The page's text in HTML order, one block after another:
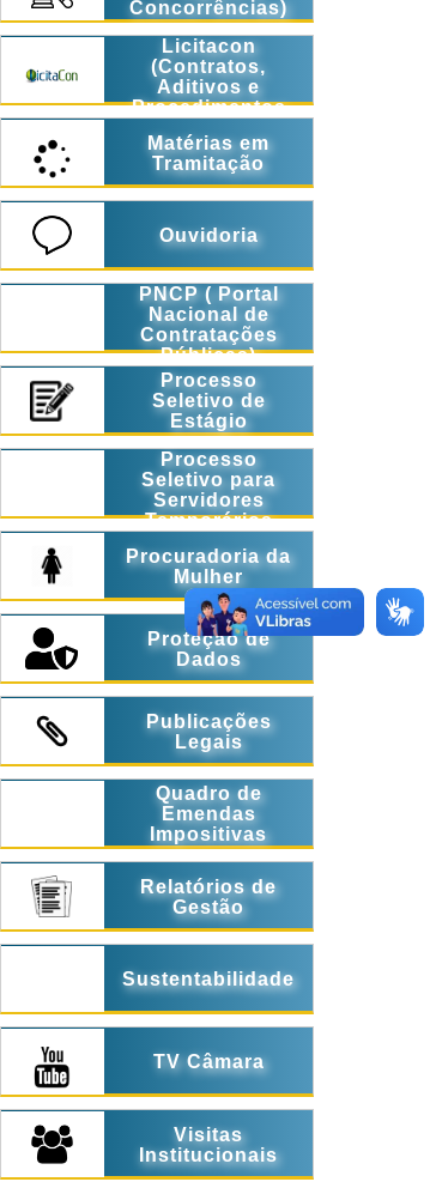
Concorrências)
Licitacon
(Contratos,
Aditivos e
Procedimentos
Matérias em
Tramitação
Ouvidoria
PNCP ( Portal
Nacional de
Contratações
Públicas)
Processo
Seletivo de
Estágio
Processo
Seletivo para
Servidores
Temporários
Procuradoria da
Mulher
Proteção de
Dados
Publicações
Legais
Quadro de
Emendas
Impositivas
Relatórios de
Gestão
Sustentabilidade
TV Câmara
Visitas
Institucionais